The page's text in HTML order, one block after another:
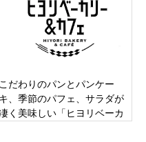
こだわりのパンとパンケー
キ、季節のパフェ、サラダが
く美味しい「ヒヨリベーカ